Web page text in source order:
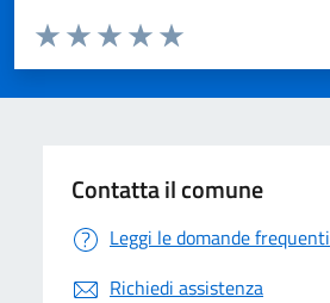
Valuta da 1 a 5 stelle la pagina
Valuta 5 stelle su 5
Valuta 4 stelle su 5
Valuta 3 stelle su 5
Valuta 2 stelle su 5
Valuta 1 stelle su 5
Contatta il comune
Leggi le domande frequenti
Richiedi assistenza